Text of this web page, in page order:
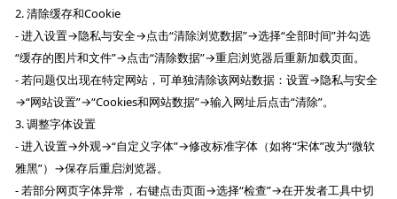
2. 清除缓存和Cookie
- 进入设置→隐私与安全→点击“清除浏览数据”→选择“全部时间”并勾选
“缓存的图片和文件”→点击“清除数据”→重启浏览器后重新加载页面。
- 若问题仅出现在特定网站，可单独清除该网站数据：设置→隐私与安全
→“网站设置”→“Cookies和网站数据”→输入网址后点击“清除”。
3. 调整字体设置
- 进入设置→外观→“自定义字体”→修改标准字体（如将“宋体”改为“微软
雅黑”）→保存后重启浏览器。
- 若部分网页字体异常，右键点击页面→选择“检查”→在开发者工具中切